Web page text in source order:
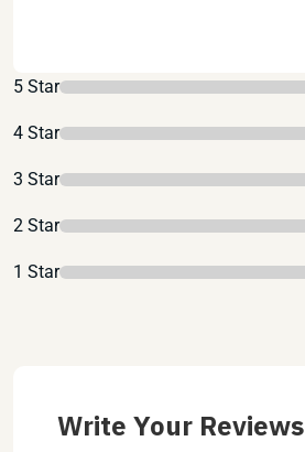
5 Star
4 Star
3 Star
2 Star
1 Star
Write Your Reviews